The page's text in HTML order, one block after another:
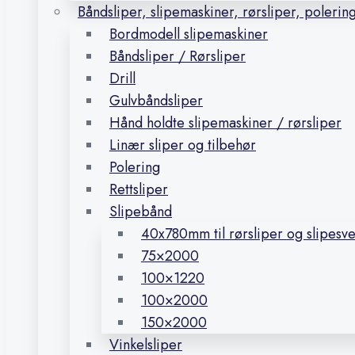
Båndsliper, slipemaskiner, rørsliper,
Bordmodell slipemaskiner
Båndsliper / Rørsliper
Drill
Gulvbåndsliper
Hånd holdte slipemaskiner / rørsliper
Linær sliper og tilbehør
Polering
Rettsliper
Slipebånd
40x780mm til rørsliper og
75×2000
100×1220
100×2000
150×2000
Vinkelsliper